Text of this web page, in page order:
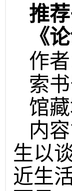
推
《
作
索
馆
内
生以
近生